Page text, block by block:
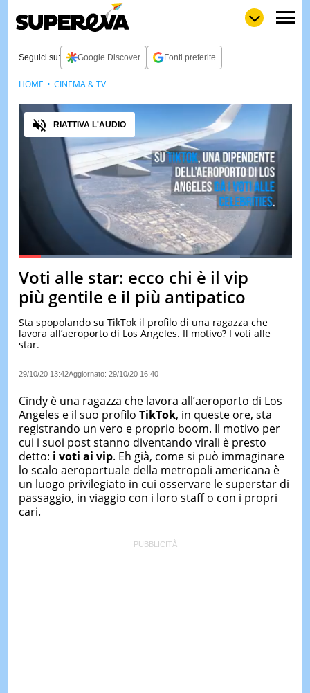
LOLGULP
LOVE
WOW
POP
NEWS
VIDEO
& TV
TEST
Seguici su: Google Discover Fonti preferite
PauseUnmute
Loaded:81.04%
Audio
RIATTIVA L'AUDIO
Voti alle star: ecco chi è il vip
più gentile e il più antipatico
Sta spopolando su TikTok il profilo di una ragazza che
lavora all’aeroporto di Los Angeles. Il motivo? I voti alle
star.
29/10/20 13:42Aggiornato: 29/10/20 16:40
HOME CINEMA & TV
Cindy è una ragazza che lavora all’aeroporto di Los
Angeles e il suo profilo TikTok, in queste ore, sta
registrando un vero e proprio boom. Il motivo per
cui i suoi post stanno diventando virali è presto
detto: i voti ai vip. Eh già, come si può immaginare
lo scalo aeroportuale della metropoli americana è
un luogo privilegiato in cui osservare le superstar di
passaggio, in viaggio con i loro staff o con i propri
cari.